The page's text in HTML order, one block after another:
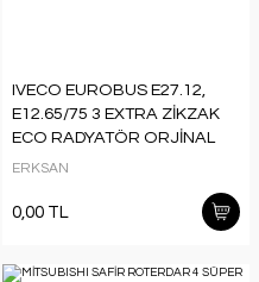
IVECO EUROBUS E27.12,
E12.65/75 3 EXTRA ZİKZAK
ECO RADYATÖR ORJİNAL
NO:114.038.008B.1350
ERKSAN
0,00 TL